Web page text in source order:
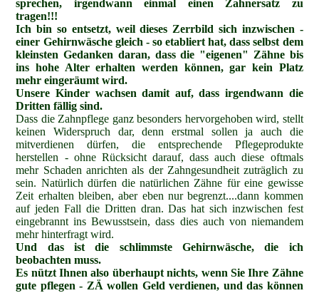
sprechen, irgendwann einmal einen Zahnersatz zu
tragen!!!
Ich bin so entsetzt, weil dieses Zerrbild sich inzwischen -
einer Gehirnwäsche gleich - so etabliert hat, dass selbst dem
kleinsten Gedanken daran, dass die "eigenen" Zähne bis
ins hohe Alter erhalten werden können, gar kein Platz
mehr eingeräumt wird.
Unsere Kinder wachsen damit auf, dass irgendwann die
Dritten fällig sind.
Dass die Zahnpflege ganz besonders hervorgehoben wird, stellt
keinen Widerspruch dar, denn erstmal sollen ja auch die
mitverdienen dürfen, die entsprechende Pflegeprodukte
herstellen - ohne Rücksicht darauf, dass auch diese oftmals
mehr Schaden anrichten als der Zahngesundheit zuträglich zu
sein. Natürlich dürfen die natürlichen Zähne für eine gewisse
Zeit erhalten bleiben, aber eben nur begrenzt....dann kommen
auf jeden Fall die Dritten dran. Das hat sich inzwischen fest
eingebrannt ins Bewusstsein, dass dies auch von niemandem
mehr hinterfragt wird.
Und das ist die schlimmste Gehirnwäsche, die ich
beobachten muss.
Es nützt Ihnen also überhaupt nichts, wenn Sie Ihre Zähne
gute pflegen - ZÄ wollen Geld verdienen, und das können